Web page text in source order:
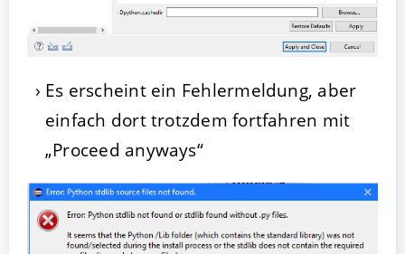
Es erscheint ein Fehlermeldung, aber
einfach dort trotzdem fortfahren mit
„Proceed anyways“